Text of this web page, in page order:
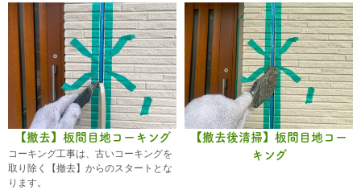
【撤去】板間目地コーキング
コーキング工事は、古いコーキングを
取り除く【撤去】からのスタートとな
ります。
【撤去後清掃】板間目地コー
キング